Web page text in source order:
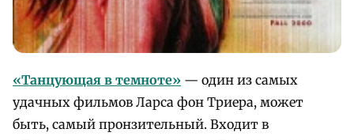
«Танцующая в темноте» — один из самых
удачных фильмов Ларса фон Триера, может
быть, самый пронзительный. Входит в